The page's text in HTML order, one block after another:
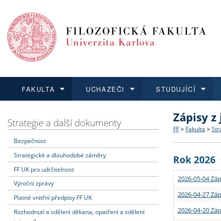
FAKULTA
Dozvědět se více
Struktura
Strategie
Podpora
UCHAZEČI
Podat přihlášku
Co
Učitelské
STUDUJÍCÍ
Dozvědět se více
Rigorózní
Dozvědět se více
O vědě a
Granty a
Dozvědět se více
Aktuální
Strategie a další dokumenty
Bezpečnost
Strategické a dlouhodobé záměry
FF UK pro udržitelnost
Výroční zprávy
Platné vnitřní předpisy FF UK
Rozhodnutí a sdělení děkana, opatření a sdělení
Zápisy
FF > Fakulta >
Rok 2026
2026-05-04
2026-04-27
2026-04-20